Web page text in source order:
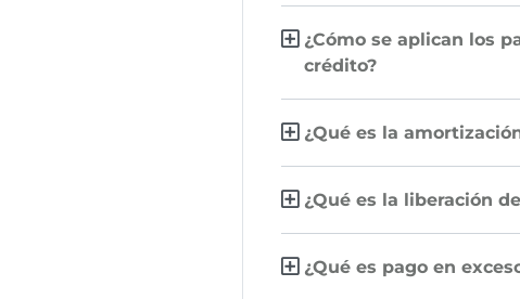
¿Cómo se aplican los
crédito?
¿Qué es la
¿Qué es la liberación
¿Qué es pago en